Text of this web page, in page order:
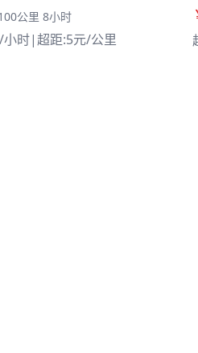
公里 8小时
小时|超距:5元/公里